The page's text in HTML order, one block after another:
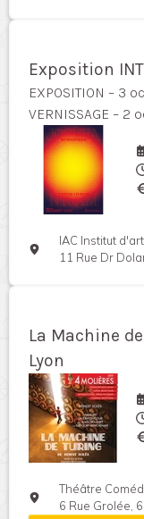
Exposition
EXPOSITION – 3
VERNISSAGE – 2
IAC Institut
11 Rue Dr
La Machine
Lyon
Théâtre
6 Rue Grolée,